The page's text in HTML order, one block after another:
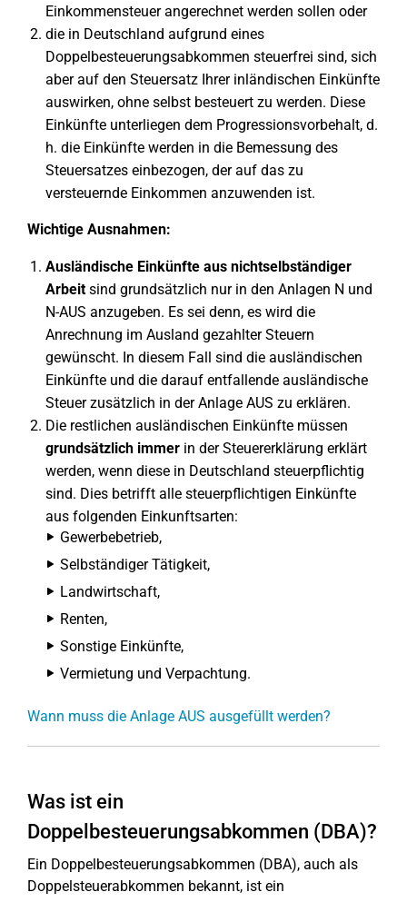
Einkommensteuer angerechnet werden sollen oder
die in Deutschland aufgrund eines
Doppelbesteuerungsabkommen steuerfrei sind, sich
aber auf den Steuersatz Ihrer inländischen Einkünfte
auswirken, ohne selbst besteuert zu werden. Diese
Einkünfte unterliegen dem Progressionsvorbehalt, d.
h. die Einkünfte werden in die Bemessung des
Steuersatzes einbezogen, der auf das zu
versteuernde Einkommen anzuwenden ist.
Wichtige Ausnahmen:
Ausländische Einkünfte aus nichtselbständiger
Arbeitsind grundsätzlich nur in den Anlagen N und
N-AUS anzugeben. Es sei denn, es wird die
Anrechnung im Ausland gezahlter Steuern
gewünscht. In diesem Fall sind die ausländischen
Einkünfte und die darauf entfallende ausländische
Steuer zusätzlich in der Anlage AUS zu erklären.
Die restlichen ausländischen Einkünfte müssen
grundsätzlich immer in der Steuererklärung erklärt
werden, wenn diese in Deutschland steuerpflichtig
sind. Dies betrifft alle steuerpflichtigen Einkünfte
aus folgenden Einkunftsarten:
Gewerbebetrieb,
Selbständiger Tätigkeit,
Landwirtschaft,
Renten,
Sonstige Einkünfte,
Vermietung und Verpachtung.
Wann muss die Anlage AUS ausgefüllt werden?
Was ist ein
Doppelbesteuerungsabkommen (DBA)?
Ein Doppelbesteuerungsabkommen (DBA), auch als
Doppelsteuerabkommen bekannt, ist ein